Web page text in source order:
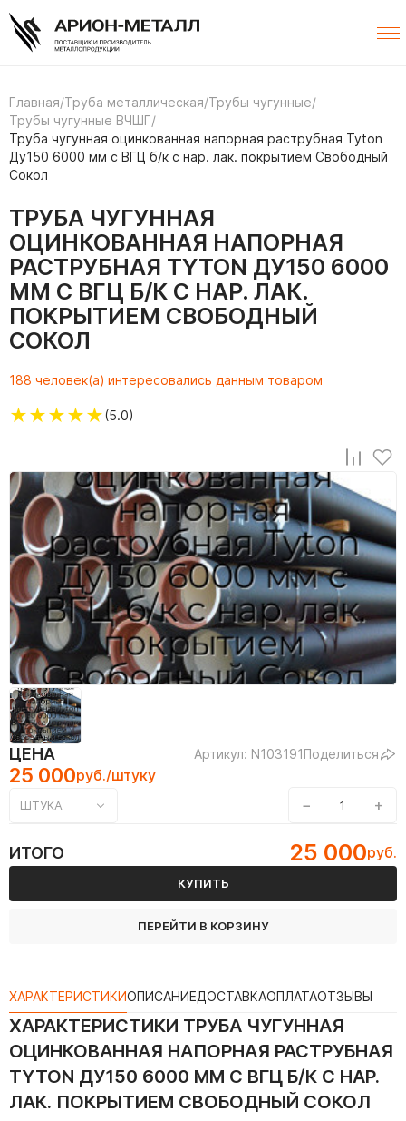
Главная/Труба металлическая/Трубы чугунные/
Трубы чугунные ВЧШГ/
Труба чугунная оцинкованная напорная раструбная Tyton
Ду150 6000 мм с ВГЦ б/к с нар. лак. покрытием Свободный
Сокол
ТРУБА ЧУГУННАЯ
ОЦИНКОВАННАЯ НАПОРНАЯ
РАСТРУБНАЯ TYTON ДУ150 6000
ММ С ВГЦ Б/К С НАР. ЛАК.
ПОКРЫТИЕМ СВОБОДНЫЙ
СОКОЛ
188 человек(а) интересовались данным товаром
★★★★★(5.0)
ЦЕНА Артикул: N103191Поделиться
25 000руб./штуку
ШТУКА − +
ИТОГО 25 000руб.
КУПИТЬ
ПЕРЕЙТИ В КОРЗИНУ
ХАРАКТЕРИСТИКИОПИСАНИЕДОСТАВКАОПЛАТАОТЗЫВЫ
ХАРАКТЕРИСТИКИ ТРУБА ЧУГУННАЯ
ОЦИНКОВАННАЯ НАПОРНАЯ РАСТРУБНАЯ
TYTON ДУ150 6000 ММ С ВГЦ Б/К С НАР.
ЛАК. ПОКРЫТИЕМ СВОБОДНЫЙ СОКОЛ